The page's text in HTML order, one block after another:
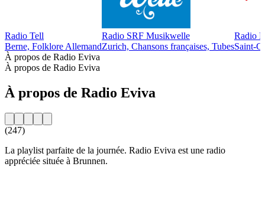
Radio Tell
Berne, Folklore Allemand
Radio SRF Musikwelle
Zurich, Chansons françaises, Tubes
Radio
Saint-
À propos de Radio Eviva
À propos de Radio Eviva
À propos de Radio Eviva
(247)
La playlist parfaite de la journée. Radio Eviva est une radio
appréciée située à Brunnen.